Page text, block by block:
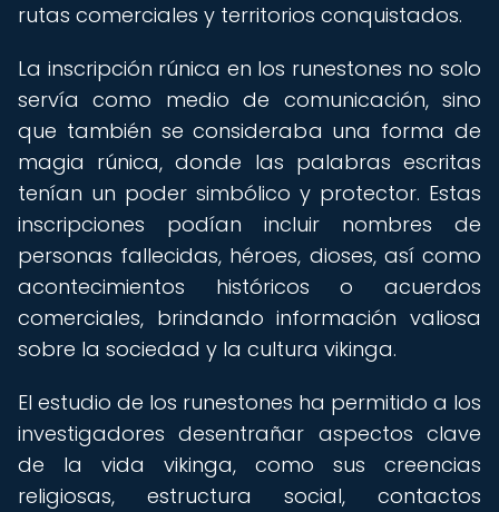
rutas comerciales y territorios conquistados.
La inscripción rúnica en los runestones no solo
servía como medio de comunicación, sino
que también se consideraba una forma de
magia rúnica, donde las palabras escritas
tenían un poder simbólico y protector. Estas
inscripciones podían incluir nombres de
personas fallecidas, héroes, dioses, así como
acontecimientos históricos o acuerdos
comerciales, brindando información valiosa
sobre la sociedad y la cultura vikinga.
El estudio de los runestones ha permitido a los
investigadores desentrañar aspectos clave
de la vida vikinga, como sus creencias
religiosas, estructura social, contactos